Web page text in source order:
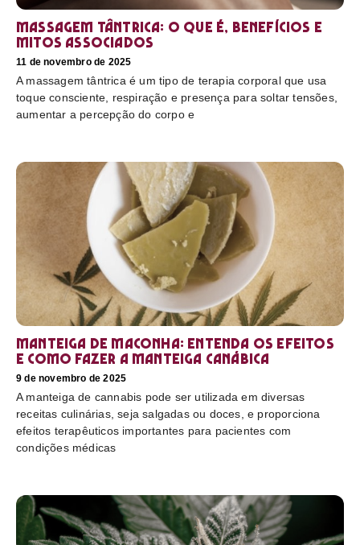
Massagem tântrica: o que é, benefícios e
mitos associados
11 de novembro de 2025
A massagem tântrica é um tipo de terapia corporal que usa
toque consciente, respiração e presença para soltar tensões,
aumentar a percepção do corpo e
Manteiga de maconha: entenda os efeitos
e como fazer a manteiga canábica
9 de novembro de 2025
A manteiga de cannabis pode ser utilizada em diversas
receitas culinárias, seja salgadas ou doces, e proporciona
efeitos terapêuticos importantes para pacientes com
condições médicas